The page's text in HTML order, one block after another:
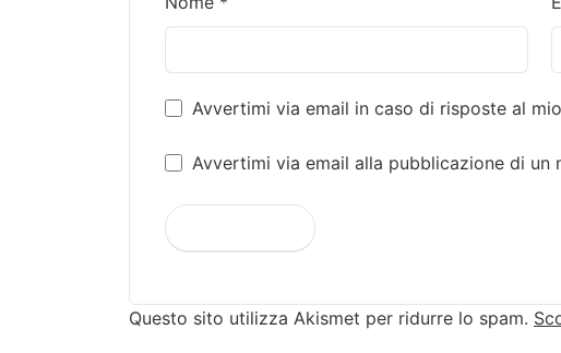
Avvertimi via email in caso di risposte al
Avvertimi via email alla pubblicazione di un
Questo sito utilizza Akismet per ridurre lo spam.